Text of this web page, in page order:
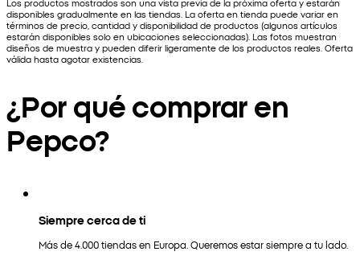
Los productos mostrados son una vista previa de la próxima oferta y estarán
disponibles gradualmente en las tiendas. La oferta en tienda puede variar en
términos de precio, cantidad y disponibilidad de productos (algunos artículos
estarán disponibles solo en ubicaciones seleccionadas). Las fotos muestran
diseños de muestra y pueden diferir ligeramente de los productos reales. Oferta
válida hasta agotar existencias.
¿Por qué comprar en
Pepco?
Siempre cerca de ti
Más de 4.000 tiendas en Europa. Queremos estar siempre a tu lado.